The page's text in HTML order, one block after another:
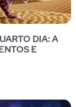
DIA: A
E